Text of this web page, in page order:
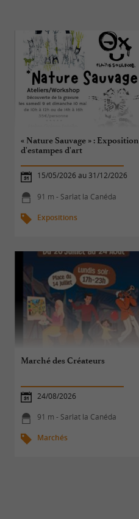
« Nature Sauvage » : Exposition
d'estampes d'art
15/05/2026 au 31/12/2026
91 m - Sarlat la Canéda
Expositions
Marché des Créateurs
24/08/2026
91 m - Sarlat la Canéda
Marchés